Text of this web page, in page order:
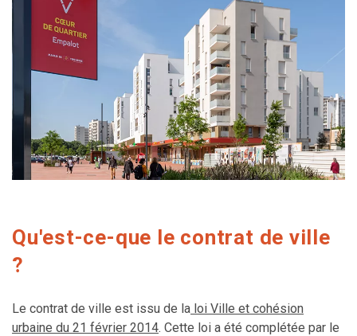
Qu'est-ce-que le contrat de ville
?
Le contrat de ville est issu de la loi Ville et cohésion
urbaine du 21 février 2014. Cette loi a été complétée par le